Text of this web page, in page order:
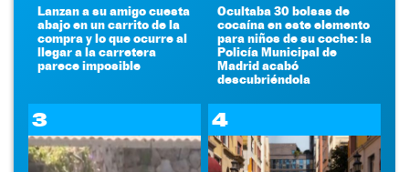
Lanzan a su amigo cuesta
abajo en un carrito de la
compra y lo que ocurre al
llegar a la carretera
parece imposible
Ocultaba 30 bolsas de
cocaína en este elemento
para niños de su coche: la
Policía Municipal de
Madrid acabó
descubriéndola
3 4